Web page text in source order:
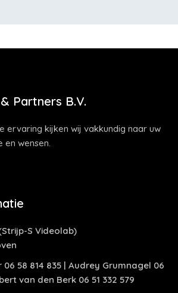
Partners B.V.
ervaring kijken wij vakkundig naar uw
wensen.
S Videolab)
06 58 814 835 | Audrey Grumnagel 06
van den Berk 06 51 332 579